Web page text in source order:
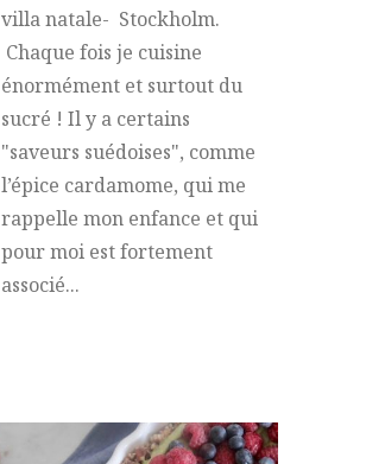
villa natale- Stockholm.
Chaque fois je cuisine
énormément et surtout du
sucré ! Il y a certains
"saveurs suédoises", comme
l’épice cardamome, qui me
rappelle mon enfance et qui
pour moi est fortement
associé...